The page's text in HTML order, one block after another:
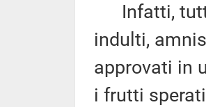
Infatti, tutti
indulti,
approvati in
i frutti